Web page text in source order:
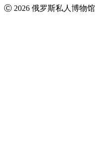
Ⓒ 2026 俄罗斯私人博物馆